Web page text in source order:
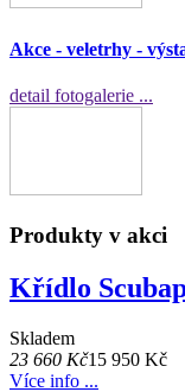
Akce - veletrhy -
detail fotogalerie ...
Produkty v akci
Křídlo
Skladem
23 660 Kč15 950 Kč
Více info ...